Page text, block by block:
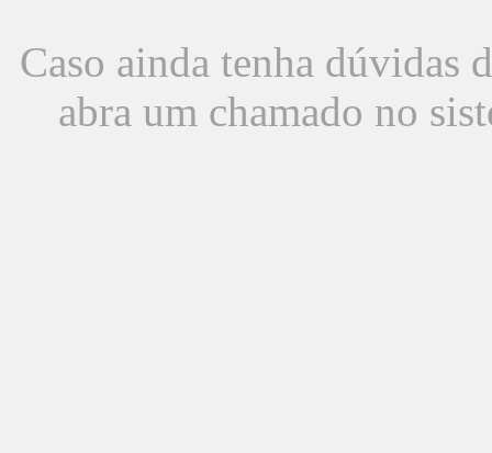
Caso ainda tenha dúvidas
abra um chamado no